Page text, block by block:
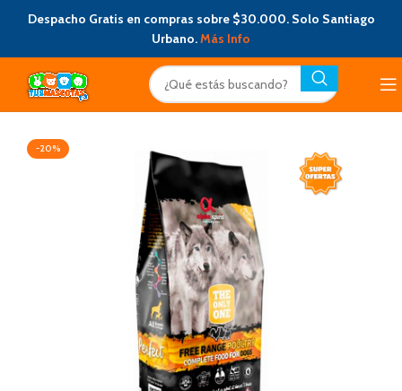
Despacho Gratis en compras sobre $30.000. Solo Santiago
Urbano.Más Info
-20%